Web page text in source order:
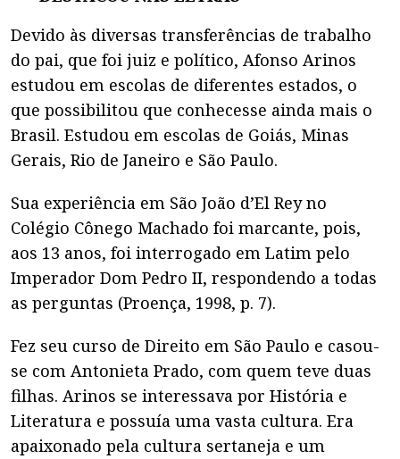
Devido às diversas transferências de trabalho
do pai, que foi juiz e político, Afonso Arinos
estudou em escolas de diferentes estados, o
que possibilitou que conhecesse ainda mais o
Brasil. Estudou em escolas de Goiás, Minas
Gerais, Rio de Janeiro e São Paulo.
Sua experiência em São João d’El Rey no
Colégio Cônego Machado foi marcante, pois,
aos 13 anos, foi interrogado em Latim pelo
Imperador Dom Pedro II, respondendo a todas
as perguntas (Proença, 1998, p. 7).
Fez seu curso de Direito em São Paulo e casou-
se com Antonieta Prado, com quem teve duas
filhas. Arinos se interessava por História e
Literatura e possuía uma vasta cultura. Era
apaixonado pela cultura sertaneja e um